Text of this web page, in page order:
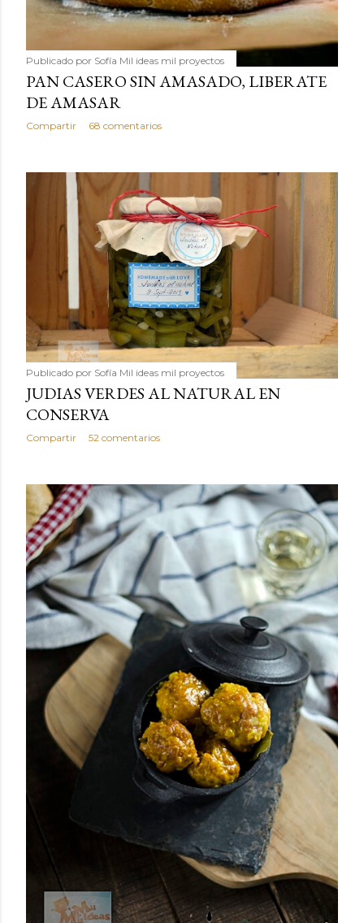
Publicado por Sofía Mil ideas mil proyectos
PAN CASERO SIN AMASADO, LIBERATE
DE AMASAR
Compartir 68 comentarios
Publicado por Sofía Mil ideas mil proyectos
JUDIAS VERDES AL NATURAL EN
CONSERVA
Compartir 52 comentarios